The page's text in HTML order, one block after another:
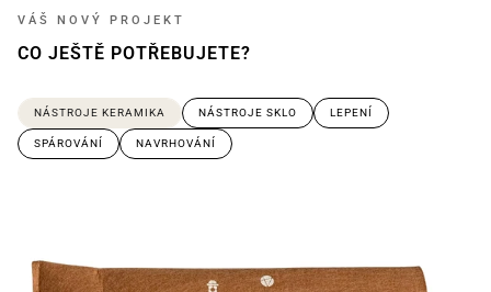
VÁŠ NOVÝ PROJEKT
CO JEŠTĚ POTŘEBUJETE?
NÁSTROJE KERAMIKA NÁSTROJE SKLO LEPENÍ
SPÁROVÁNÍ NAVRHOVÁNÍ